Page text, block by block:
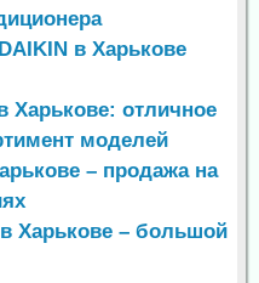
в Харькове
Харькове: отличное
моделей
– продажа на
Харькове – большой